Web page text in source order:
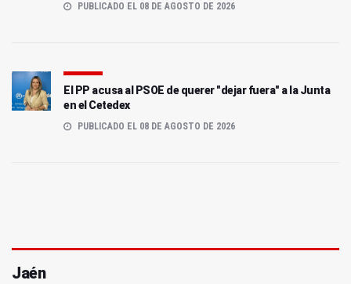
PUBLICADO EL 08 DE AGOSTO DE 2026
El PP acusa al PSOE de querer "dejar fuera" a la Junta
en el Cetedex
PUBLICADO EL 08 DE AGOSTO DE 2026
Jaén